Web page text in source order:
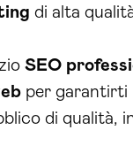
di alta
SEO
per garantirti
di qualità,